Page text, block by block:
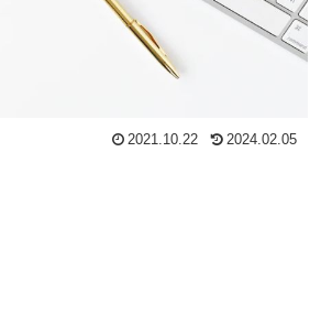
2021.10.22 2024.02.05